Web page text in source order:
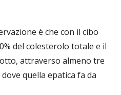
è che con il cibo
del colesterolo totale e il
attraverso almeno tre
quella epatica fa da